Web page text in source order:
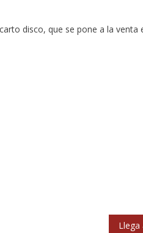
disco, que se pone a la venta